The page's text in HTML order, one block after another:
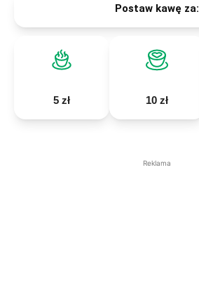
Postaw kawę za:
5 zł 10 zł
Reklama